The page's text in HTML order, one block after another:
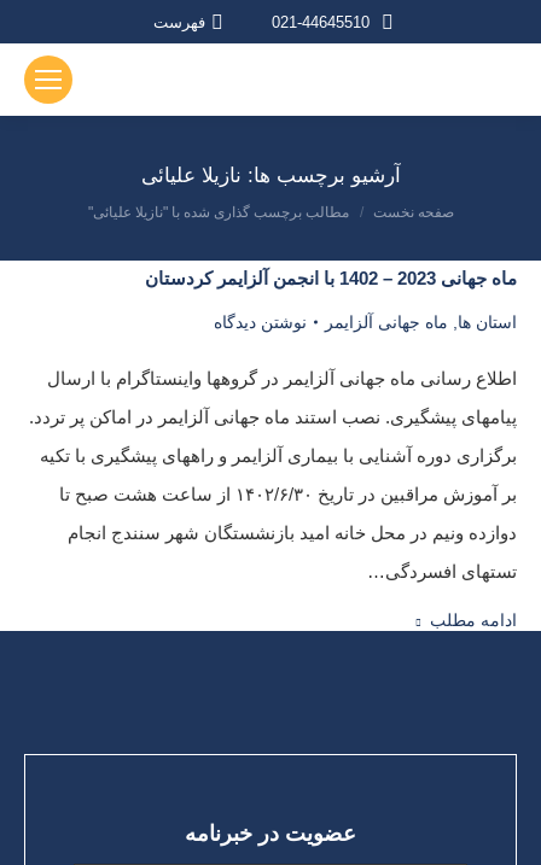
021-44645510 فهرست
آرشیو برچسب ها: نازیلا علیائی
مکان شما:
صفحه نخست مطالب برچسب گذاری شده با "نازیلا علیائی"
ماه جهانی 2023 – 1402 با انجمن آلزایمر کردستان
استان ها ماه جهانی آلزایمر نوشتن دیدگاه
اطلاع رسانی ماه جهانی آلزایمر در گروهها واینستاگرام با ارسال
پیامهای پیشگیری. نصب استند ماه جهانی آلزایمر در اماکن پر تردد.
برگزاری دوره آشنایی با بیماری آلزایمر و راههای پیشگیری با تکیه
بر آموزش مراقبین در تاریخ ۱۴۰۲/۶/۳۰ از ساعت هشت صبح تا
دوازده ونیم در محل خانه امید بازنشستگان شهر سنندج انجام
تستهای افسردگی…
ادامه مطلب
عضویت در خبرنامه